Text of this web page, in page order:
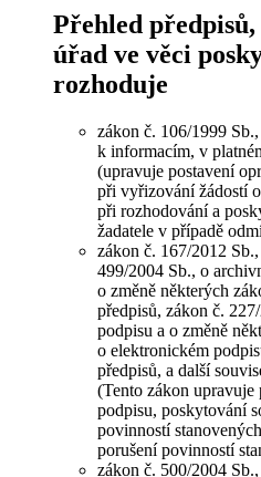
Přehled
úřad ve věci
rozhoduje
zákon č. 106/1999
k informacím, v
(upravuje postavení
při vyřizování žádostí
při rozhodování a
žadatele v případě
zákon č. 167/2012
499/2004 Sb., o
o změně některých
předpisů, zákon č.
podpisu a o změně
o elektronickém
předpisů, a další
(Tento zákon
podpisu, poskytování
povinností
porušení povinností
zákon č. 500/2004